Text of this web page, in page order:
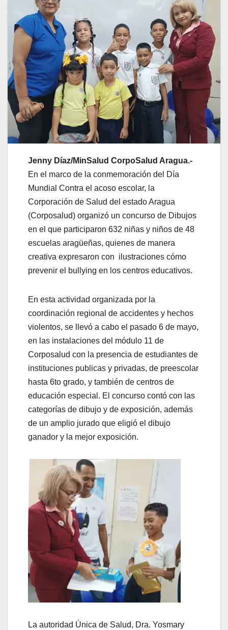
Jenny Díaz/MinSalud CorpoSalud Aragua.-
En el marco de la conmemoración del Día
Mundial Contra el acoso escolar, la
Corporación de Salud del estado Aragua
(Corposalud) organizó un concurso de Dibujos
en el que participaron 632 niñas y niños de 48
escuelas aragüeñas, quienes de manera
creativa expresaron con ilustraciones cómo
prevenir el bullying en los centros educativos.
En esta actividad organizada por la
coordinación regional de accidentes y hechos
violentos, se llevó a cabo el pasado 6 de mayo,
en las instalaciones del módulo 11 de
Corposalud con la presencia de estudiantes de
instituciones publicas y privadas, de preescolar
hasta 6to grado, y también de centros de
educación especial. El concurso contó con las
categorías de dibujo y de exposición, además
de un amplio jurado que eligió el dibujo
ganador y la mejor exposición.
La autoridad Única de Salud, Dra. Yosmary